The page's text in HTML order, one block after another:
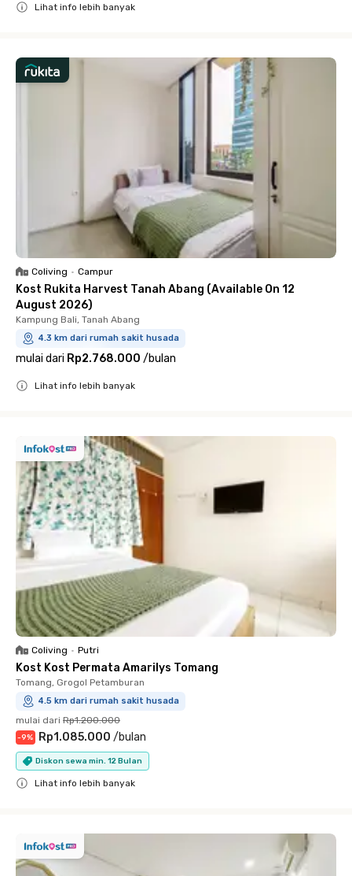
Lihat info lebih banyak
Coliving • Campur
Kost Rukita Harvest Tanah Abang (Available On 12
August 2026)
Kampung Bali, Tanah Abang
4.3 km dari rumah sakit husada
mulai dari Rp2.768.000 /bulan
Lihat info lebih banyak
Coliving • Putri
Kost Kost Permata Amarilys Tomang
Tomang, Grogol Petamburan
4.5 km dari rumah sakit husada
mulai dari Rp1.200.000
-9% Rp1.085.000 /bulan
Diskon sewa min. 12 Bulan
Lihat info lebih banyak